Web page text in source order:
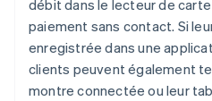
débit dans le lecteur de
paiement sans contact. Si
enregistrée dans une
clients peuvent également
montre connectée ou leur